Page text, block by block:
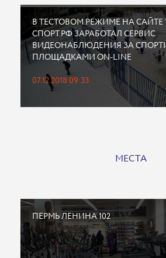
В ТЕСТОВОМ РЕЖИМЕ НА
СПОРТ.РФ ЗАРАБОТАЛ СЕРВИС
ВИДЕОНАБЛЮДЕНИЯ ЗА
ПЛОЩАДКАМИ ON-LINE
07.12.2018 09:33
МЕСТА
ПЕРМЬ ЛЕНИНА 102